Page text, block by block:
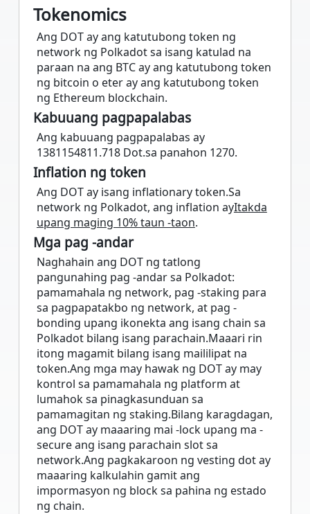
Tokenomics
Ang DOT ay ang katutubong token ng
network ng Polkadot sa isang katulad na
paraan na ang BTC ay ang katutubong token
ng bitcoin o eter ay ang katutubong token
ng Ethereum blockchain.
Kabuuang pagpapalabas
Ang kabuuang pagpapalabas ay
1381154811.718 Dot.sa panahon 1270.
Inflation ng token
Ang DOT ay isang inflationary token.Sa
network ng Polkadot, ang inflation ayItakda
upang maging 10% taun -taon.
Mga pag -andar
Naghahain ang DOT ng tatlong
pangunahing pag -andar sa Polkadot:
pamamahala ng network, pag -staking para
sa pagpapatakbo ng network, at pag -
bonding upang ikonekta ang isang chain sa
Polkadot bilang isang parachain.Maaari rin
itong magamit bilang isang maililipat na
token.Ang mga may hawak ng DOT ay may
kontrol sa pamamahala ng platform at
lumahok sa pinagkasunduan sa
pamamagitan ng staking.Bilang karagdagan,
ang DOT ay maaaring mai -lock upang ma -
secure ang isang parachain slot sa
network.Ang pagkakaroon ng vesting dot ay
maaaring kalkulahin gamit ang
impormasyon ng block sa pahina ng estado
ng chain.